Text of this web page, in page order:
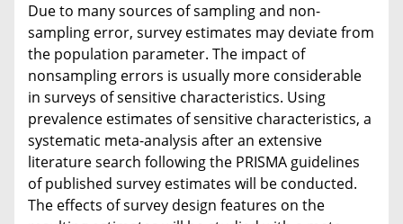
Due to many sources of sampling and non-
sampling error, survey estimates may deviate from
the population parameter. The impact of
nonsampling errors is usually more considerable
in surveys of sensitive characteristics. Using
prevalence estimates of sensitive characteristics, a
systematic meta-analysis after an extensive
literature search following the PRISMA guidelines
of published survey estimates will be conducted.
The effects of survey design features on the